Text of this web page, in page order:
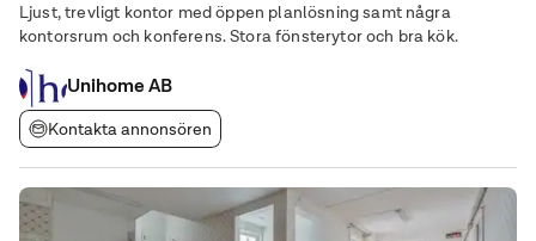
Ljust, trevligt kontor med öppen planlösning samt några
kontorsrum och konferens. Stora fönsterytor och bra kök.
Unihome AB
Kontakta annonsören